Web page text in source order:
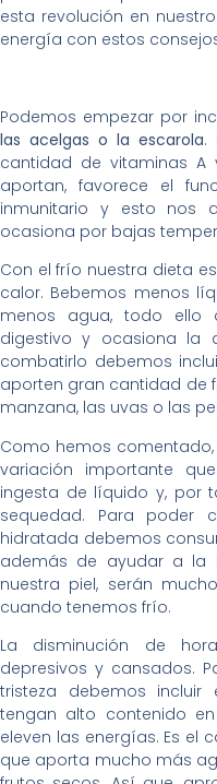
esta revolución en
energía con estos
Podemos empezar por
las acelgas o la escarola.
cantidad de vitaminas
aportan, favorece el
inmunitario y esto nos
ocasiona por bajas
Con el frío nuestra dieta
calor. Bebemos menos
menos agua, todo ello
digestivo y ocasiona la
combatirlo debemos
aporten gran cantidad de
manzana, las uvas o las
Como hemos
variación importante
ingesta de líquido y, por
sequedad. Para poder
hidratada debemos
además de ayudar a la
nuestra piel, serán
cuando tenemos frío.
La disminución de
depresivos y cansados.
tristeza debemos
tengan alto contenido
eleven las energías. Es el
que aporta mucho más